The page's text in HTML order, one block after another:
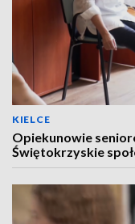
KIELCE
Opiekunowie
Świętokrzyskie